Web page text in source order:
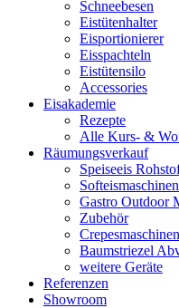
Schneebesen
Eistütenhalter
Eisportionierer
Eisspachteln
Eistütensilo
Accessories
Eisakademie
Rezepte
Alle Kurs- &
Räumungsverkauf
Speiseeis
Softeismaschinen
Gastro Outdoor
Zubehör
Crepesmaschinen
Baumstriezel
weitere Geräte
Referenzen
Showroom